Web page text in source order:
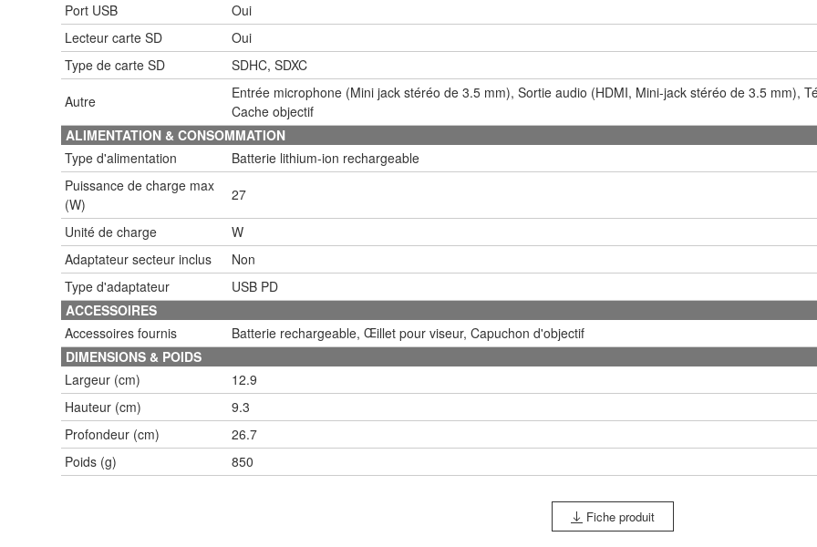
Port USB
Oui
Lecteur carte SD
Oui
Type de carte SD
SDHC, SDXC
Autre
Entrée microphone (Mini jack stéréo de 3.5 mm), Sortie audio (HDMI, Mini-jack stéréo de 3.5 mm),
Cache objectif
ALIMENTATION & CONSOMMATION
Type d'alimentation
Batterie lithium-ion rechargeable
Puissance de charge max
(W)
27
Unité de charge
W
Adaptateur secteur inclus
Non
Type d'adaptateur
USB PD
ACCESSOIRES
Accessoires fournis
Batterie rechargeable, Œillet pour viseur, Capuchon d'objectif
DIMENSIONS & POIDS
Largeur (cm)
12.9
Hauteur (cm)
9.3
Profondeur (cm)
26.7
Poids (g)
850
Fiche produit